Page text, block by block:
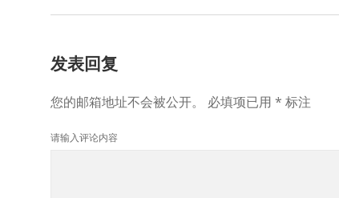
发表回复
您的邮箱地址不会被公开。 必填项已用 * 标注
请输入评论内容